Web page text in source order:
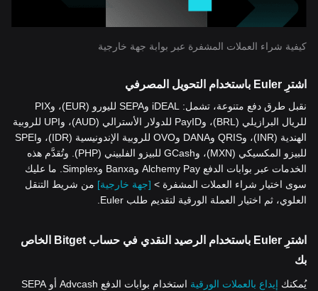
كيفية شراء العملات المشفرة عبر بوابة جهة خارجية
اشترِ Euler باستخدام التحويل المصرفي
نقبل طرق دفع متنوعة، تشمل: iDEAL وSEPA لليورو (EUR)، وPIX
للريال البرازيلي (BRL)، وPayID للدولار الأسترالي (AUD)، وUPI للروبية
الهندية (INR)، وQRIS وDANA وOVO للروبية الإندونيسية (IDR)، وSPEI
للبيزو المكسيكي (MXN)، وGCash للبيزو الفلبيني (PHP). وتُقدَّم هذه
الخدمات عبر بوابات الدفع Alchemy Pay وBanxa وSimplex. ما عليك
سوى اختيار شراء العملات المشفرة > [جهة خارجية] من شريط التنقل
العلوي، ثم اختيار العملة الورقية لتقديم طلب Euler.
اشترِ Euler باستخدام الرصيد النقدي في حساب Bitget الخاص
بك
يُمكنك إيداع بالعملات الورقية
استخدام بوابات الدفع Advcash أو SEPA